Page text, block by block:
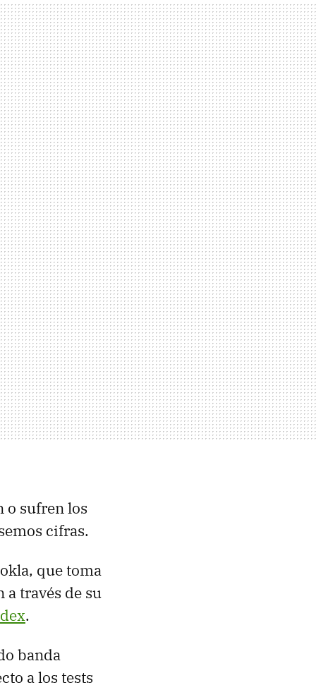
o sufren los
cifras.
que toma
través de su
.
banda
a los tests